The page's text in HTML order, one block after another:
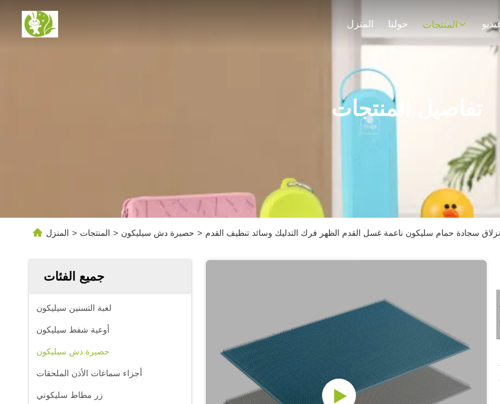
المنزل حولنا المنتجات
تفاصيل المنتجات
المنزل > المنتجات > حصيرة دش سيليكون > سجادة حمام سليكون ناعمة غسل القدم الظهر فرك التدليك وسائد تنظيف القدم
جميع الفئات
لعبة التسنين سيليكون
أوعية شفط سيليكون
حصيرة دش سيليكون
أجزاء سماعات الأذن الملحقات
زر مطاط سليكوني